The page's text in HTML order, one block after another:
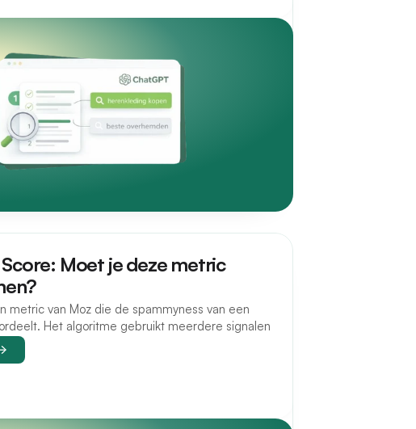
Moet je deze metric
metric van Moz die de spammyness van een
Het algoritme gebruikt meerdere signalen